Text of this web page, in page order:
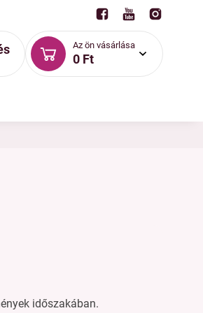
Az ön vásárlása
0 Ft
időszakában.